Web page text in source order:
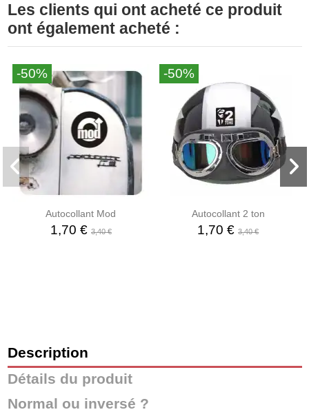
Les clients qui ont acheté ce produit
ont également acheté :
-50%
Autocollant Mod
1,70 € 3,40 €
-50%
Autocollant 2 ton
1,70 €3,40 €
Description
Détails du produit
Normal ou inversé ?